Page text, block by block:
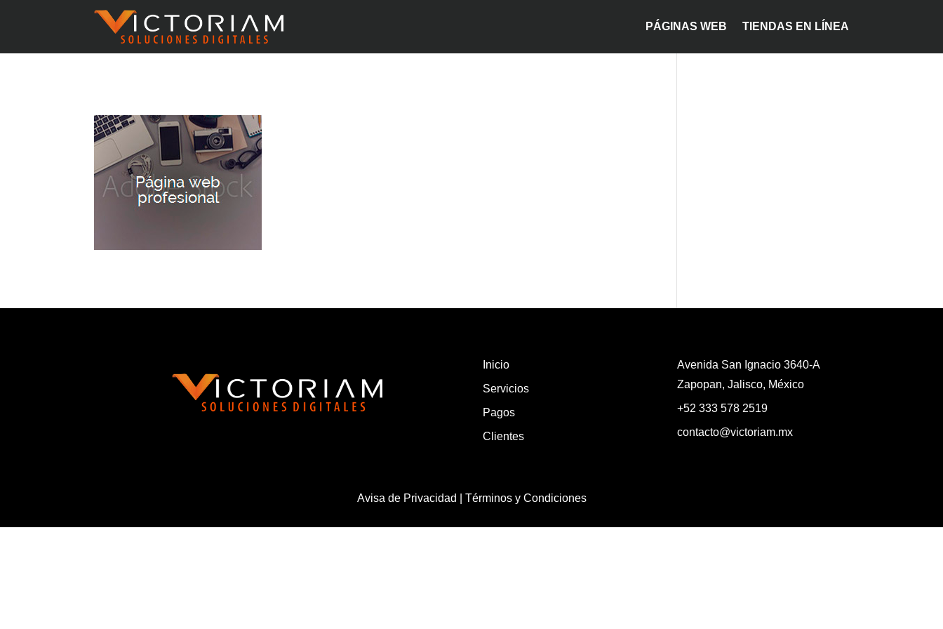
PÁGINAS WEB TIENDAS EN LÍNEA
Inicio
Servicios
Pagos
Clientes
Avenida San Ignacio 3640-A
Zapopan, Jalisco, México
+52 333 578 2519
contacto@victoriam.mx
Avisa de Privacidad | Términos y Condiciones